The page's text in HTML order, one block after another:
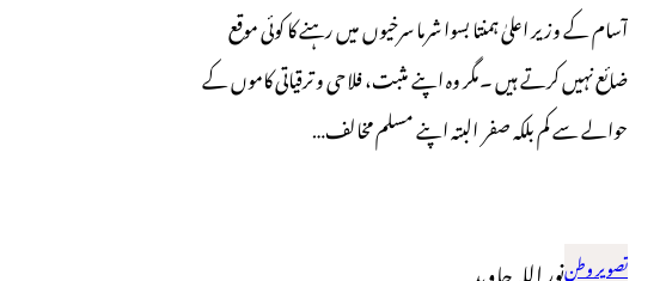
آسام کے وزیر اعلیٰ ہمنتا بسوا شرما سرخیوں میں رہنے کا کوئی موقع
ضائع نہیں کرتے ہیں ۔مگر وہ اپنے مثبت، فلاحی و ترقیاتی کاموں کے
حوالے سے کم بلکہ صفر البتہ اپنے مسلم مخالف…
تصویر وطننور اللہ جاوید